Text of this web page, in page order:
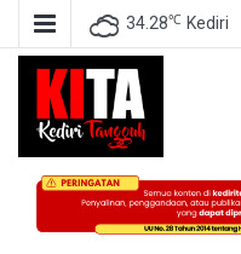
34.28℃ Kediri
Kediri
Berita Akurat Terpercaya